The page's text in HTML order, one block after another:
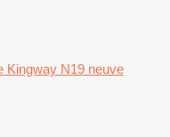
Kingway N19 neuve